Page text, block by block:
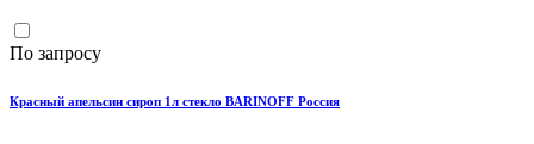
По запросу
Красный апельсин сироп 1л стекло BARINOFF Россия